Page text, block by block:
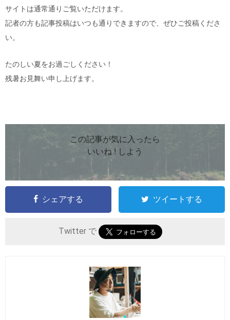
サイトは通常通りご覧いただけます。
記者の方も記事投稿はいつも通りできますので、ぜひご投稿くださ
い。
たのしい夏をお過ごしください！
残暑お見舞い申し上げます。
この記事が気に入ったら
いいね ! しよう
シェアする ツイートする
Twitter で